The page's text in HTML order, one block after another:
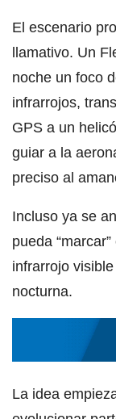
El escenario
llamativo. Un
noche un foco
infrarrojos,
GPS a un
guiar a la
preciso al
Incluso ya se
pueda
infrarrojo
nocturna.
La idea